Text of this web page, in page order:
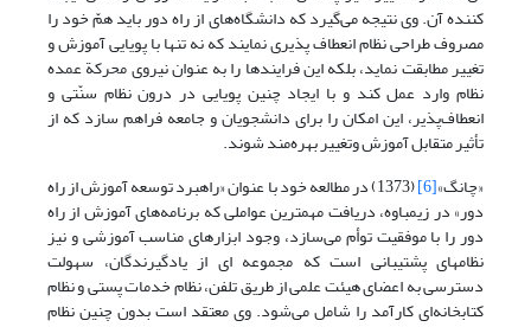
کننده آن. وی نتیجه می‌گیرد که دانشگاه‌های از راه دور باید ‌همّ خود را
مصروف طراحی نظام انعطاف پذیری نمایند که نه تنها با پویایی آموزش و
تغییر مطابقت نماید، بلکه این فرایندها را به عنوان نیروی محرکة عمده
نظام وارد عمل کند و با ایجاد چنین پویایی در درون نظام سنّتی و
انعطاف‌پذیر، این امکان را برای دانشجویان و جامعه فراهم سازد که از
تأثیر متقابل آموزش وتغییر بهره‌مند شوند.
«چانگ»[6] (1373) در مطالعه خود با عنوان «راهبرد توسعه آموزش از راه
دور» در زیمباوه، دریافت مهمترین عواملی که برنامه‌های آموزش از راه
دور را با موفقیت توأم می‌سازد، وجود ابزارهای مناسب آموزشی و نیز
نظامهای پشتیبانی است که مجموعه ای از یادگیرندگان، سهولت
دسترسی به اعضای هیئت علمی از طریق تلفن، نظام خدمات پستی و نظام
کتابخانه‌ای کارآمد را شامل می‌شود. وی معتقد است بدون چنین نظام